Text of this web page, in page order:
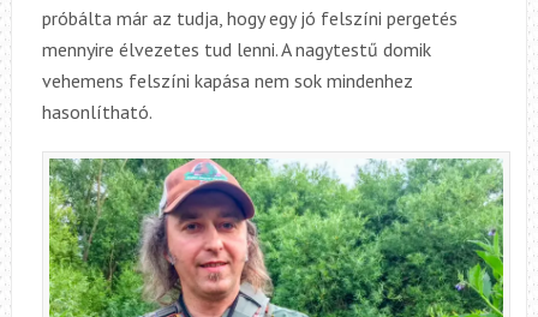
próbálta már az tudja, hogy egy jó felszíni pergetés
mennyire élvezetes tud lenni. A nagytestű domik
vehemens felszíni kapása nem sok mindenhez
hasonlítható.